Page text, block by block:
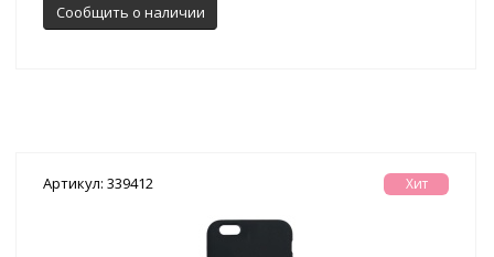
Сообщить о наличии
Артикул: 339412 Хит